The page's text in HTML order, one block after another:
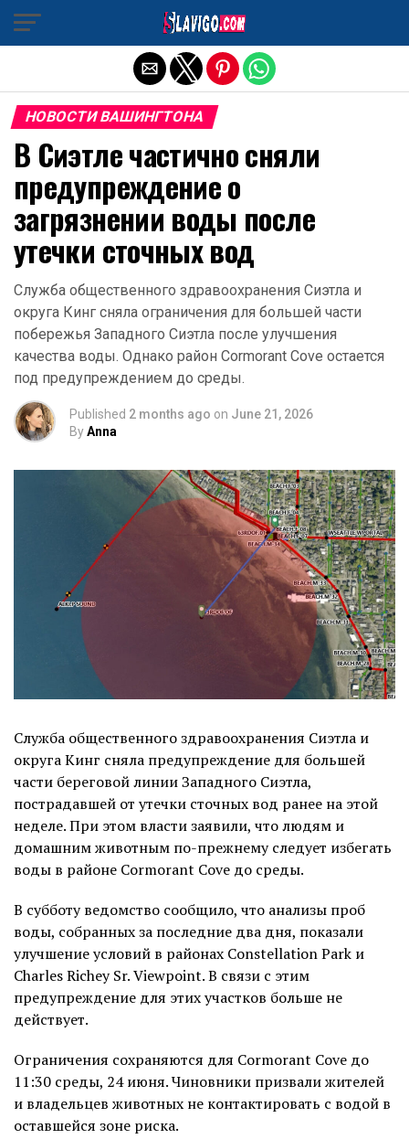
НОВОСТИ ВАШИНГТОНА
В Сиэтле частично сняли
предупреждение о
загрязнении воды после
утечки сточных вод
Служба общественного здравоохранения Сиэтла и
округа Кинг сняла ограничения для большей части
побережья Западного Сиэтла после улучшения
качества воды. Однако район Cormorant Cove остается
под предупреждением до среды.
Published 2 months ago on June 21, 2026
ByAnna
Служба общественного здравоохранения Сиэтла и
округа Кинг сняла предупреждение для большей
части береговой линии Западного Сиэтла,
пострадавшей от утечки сточных вод ранее на этой
неделе. При этом власти заявили, что людям и
домашним животным по-прежнему следует избегать
воды в районе Cormorant Cove до среды.
В субботу ведомство сообщило, что анализы проб
воды, собранных за последние два дня, показали
улучшение условий в районах Constellation Park и
Charles Richey Sr. Viewpoint. В связи с этим
предупреждение для этих участков больше не
действует.
Ограничения сохраняются для Cormorant Cove до
11:30 среды, 24 июня. Чиновники призвали жителей
и владельцев животных не контактировать с водой в
оставшейся зоне риска.
Exit mobile version